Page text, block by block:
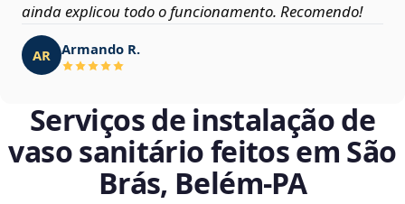
ainda explicou todo o funcionamento. Recomendo!
AR Armando R.
Serviços de instalação de
vaso sanitário feitos em São
Brás, Belém‑PA